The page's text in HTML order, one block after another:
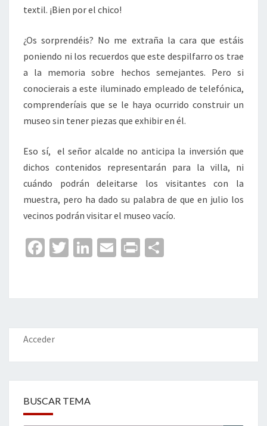
textil. ¡Bien por el chico!
¿Os sorprendéis? No me extraña la cara que estáis
poniendo ni los recuerdos que este despilfarro os trae
a la memoria sobre hechos semejantes. Pero si
conocierais a este iluminado empleado de telefónica,
comprenderíais que se le haya ocurrido construir un
museo sin tener piezas que exhibir en él.
Eso sí, el señor alcalde no anticipa la inversión que
dichos contenidos representarán para la villa, ni
cuándo podrán deleitarse los visitantes con la
muestra, pero ha dado su palabra de que en julio los
vecinos podrán visitar el museo vacío.
Fa
o
o
k
T
er
Li
dI
n
E
l
Pr
p
ar
Acceder
BUSCAR TEMA